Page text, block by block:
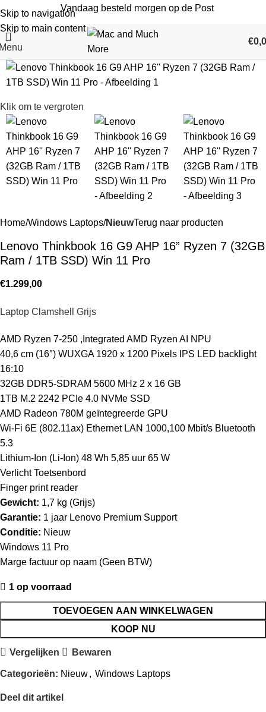
Skip to navigation
Skip to main content
Vandaag besteld morgen op de Post
€
Klik om te vergroten
Home Windows Laptops NieuwTerug naar producten
Lenovo Thinkbook 16 G9 AHP 16” Ryzen 7 (32GB
Ram / 1TB SSD) Win 11 Pro
€1.299,00
Laptop Clamshell Grijs
AMD Ryzen 7-250 ,Integrated AMD Ryzen AI NPU
40,6 cm (16″) WUXGA 1920 x 1200 Pixels IPS LED backlight
16:10
32GB DDR5-SDRAM 5600 MHz 2 x 16 GB
1TB M.2 2242 PCIe 4.0 NVMe SSD
AMD Radeon 780M geïntegreerde GPU
Wi-Fi 6E (802.11ax) Ethernet LAN 1000,100 Mbit/s Bluetooth
5.3
Lithium-Ion (Li-Ion) 48 Wh 5,85 uur 65 W
Verlicht Toetsenbord
Finger print reader
Gewicht: 1,7 kg (Grijs)
Garantie: 1 jaar Lenovo Premium Support
Conditie: Nieuw
Windows 11 Pro
Marge factuur op naam (Geen BTW)
1 op voorraad
TOEVOEGEN AAN WINKELWAGEN
KOOP NU
Vergelijken Bewaren
Categorieën: Nieuw, Windows Laptops
Deel dit artikel